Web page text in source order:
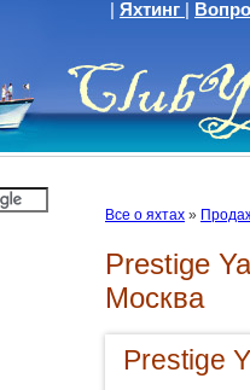
Яхтинг
Все о яхтах »
Prestige
Москва
Prestige